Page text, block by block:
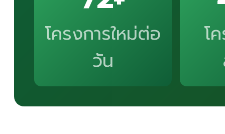
โครงการใหม่ต่อ
วัน
โ